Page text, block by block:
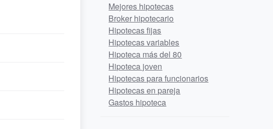
Mejores hipotecas
Broker hipotecario
Hipotecas fijas
Hipotecas variables
Hipoteca más del 80
Hipoteca joven
Hipotecas para funcionarios
Hipotecas en pareja
Gastos hipoteca